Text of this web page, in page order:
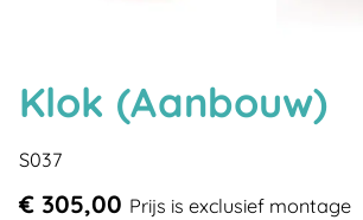
Klok (Aanbouw)
S037
€ 305,00 Prijs is exclusief montage